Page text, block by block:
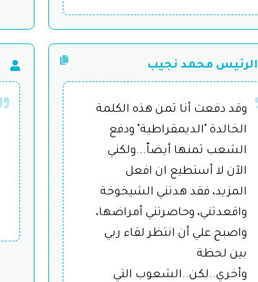
الرئيس محمد نجيب
وقد دفعت أنا ثمن هذه الكلمة
الخالدة "الديمقراطية" ودفع
الشعب ثمنها أيضاّ...ولكني
الآن لا أستطيع ان افعل
المزيد، فقد هدتني الشيخوخة
واقعدتني، وحاصرتني أمراضها،
واصبح علي أن انتظر لقاء ربي
بين لحظة
وأخري..لكن..الشعوب التي